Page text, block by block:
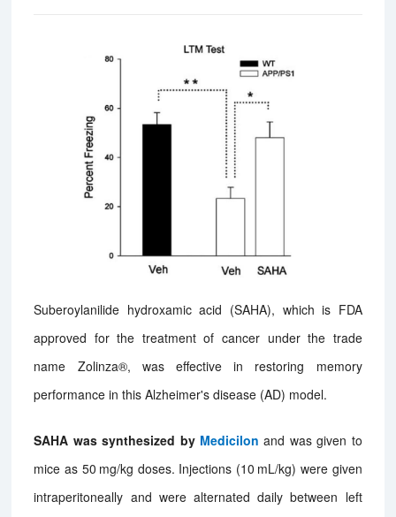
Suberoylanilide hydroxamic acid (SAHA), which is FDA
approved for the treatment of cancer under the trade
name Zolinza®, was effective in restoring memory
performance in this Alzheimer's disease (AD) model.
SAHA was synthesized by Medicilon and was given to
mice as 50 mg/kg doses. Injections (10 mL/kg) were given
intraperitoneally and were alternated daily between left